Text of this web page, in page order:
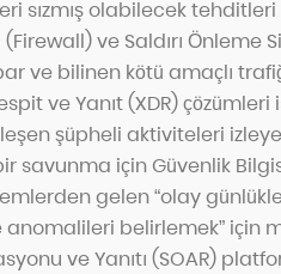
sızmış olabilecek
ve Saldırı Önleme
ve bilinen kötü amaçlı
ve Yanıt (XDR)
şüpheli aktiviteleri
savunma için Güvenlik
gelen “olay
belirlemek” için
ve Yanıtı (SOAR)